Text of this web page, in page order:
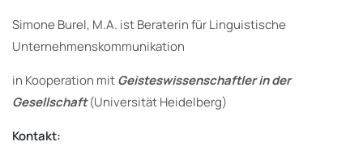
Simone Burel, M.A. ist Beraterin für Linguistische
Unternehmenskommunikation
in Kooperation mitGeisteswissenschaftler in der
Gesellschaft(Universität Heidelberg)
Kontakt: